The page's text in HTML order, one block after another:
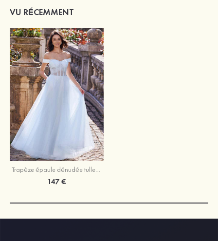
VU RÉCEMMENT
Trapèze épaule dénudée tulle ras du sol robe de bal
147 €